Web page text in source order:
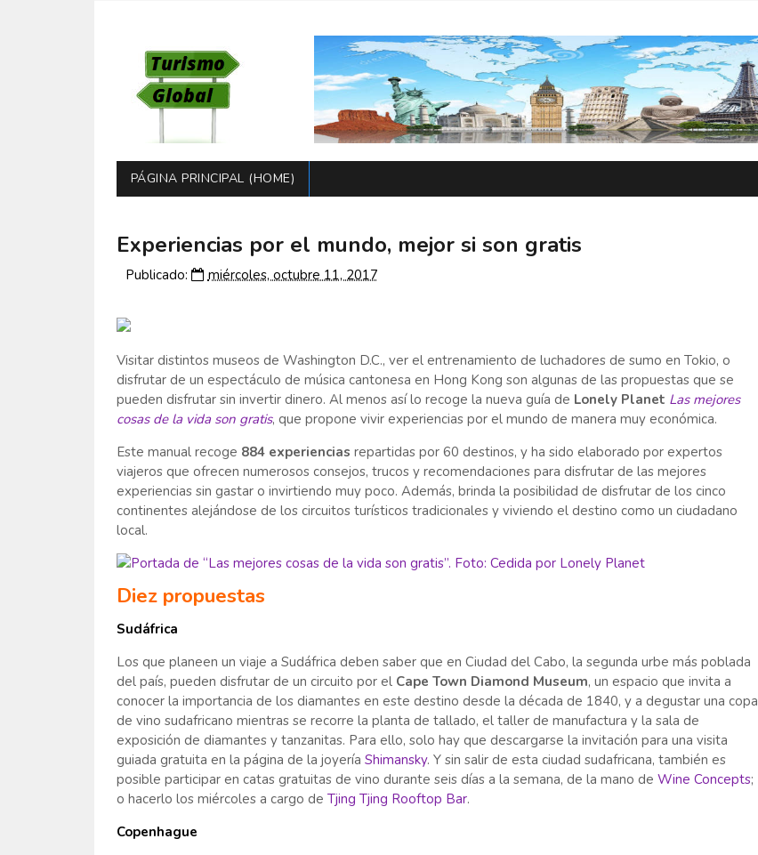
PÁGINA PRINCIPAL (HOME)
Experiencias por el mundo, mejor si son gratis
Publicado: miércoles, octubre 11, 2017
Visitar distintos museos de Washington D.C., ver el entrenamiento de luchadores de sumo en Tokio, o
disfrutar de un espectáculo de música cantonesa en Hong Kong son algunas de las propuestas que se
pueden disfrutar sin invertir dinero. Al menos así lo recoge la nueva guía de Lonely Planet Las mejores
cosas de la vida son gratis, que propone vivir experiencias por el mundo de manera muy económica.
Este manual recoge 884 experiencias repartidas por 60 destinos, y ha sido elaborado por expertos
viajeros que ofrecen numerosos consejos, trucos y recomendaciones para disfrutar de las mejores
experiencias sin gastar o invirtiendo muy poco. Además, brinda la posibilidad de disfrutar de los cinco
continentes alejándose de los circuitos turísticos tradicionales y viviendo el destino como un ciudadano
local.
Diez propuestas
Sudáfrica
Los que planeen un viaje a Sudáfrica deben saber que en Ciudad del Cabo, la segunda urbe más poblada
del país, pueden disfrutar de un circuito por el Cape Town Diamond Museum, un espacio que invita a
conocer la importancia de los diamantes en este destino desde la década de 1840, y a degustar una copa
de vino sudafricano mientras se recorre la planta de tallado, el taller de manufactura y la sala de
exposición de diamantes y tanzanitas. Para ello, solo hay que descargarse la invitación para una visita
guiada gratuita en la página de la joyería Shimansky. Y sin salir de esta ciudad sudafricana, también es
posible participar en catas gratuitas de vino durante seis días a la semana, de la mano de Wine Concepts;
o hacerlo los miércoles a cargo de Tjing Tjing Rooftop Bar.
Copenhague